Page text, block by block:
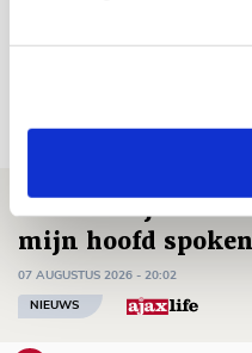
NIEUWS
Brandt: ‘Ajax en
mijn hoofd
07 AUGUSTUS 2026 - 20:02
NIEUWS